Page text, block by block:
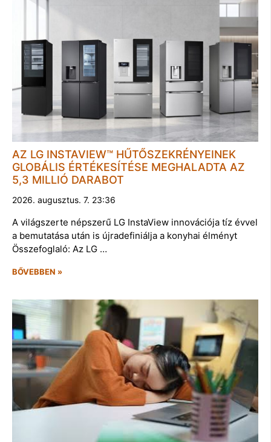
AZ LG INSTAVIEW™ HŰTŐSZEKRÉNYEINEK
GLOBÁLIS ÉRTÉKESÍTÉSE MEGHALADTA AZ
5,3 MILLIÓ DARABOT
2026. augusztus. 7. 23:36
A világszerte népszerű LG InstaView innovációja tíz évvel
a bemutatása után is újradefiniálja a konyhai élményt
Összefoglaló: Az LG …
BŐVEBBEN »